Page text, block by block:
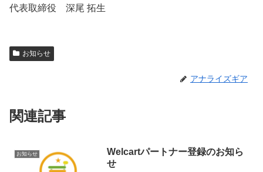
代表取締役 深尾 拓生
お知らせ
アナライズギア
関連記事
お知らせ
Welcartパートナー登録のお知ら
せ